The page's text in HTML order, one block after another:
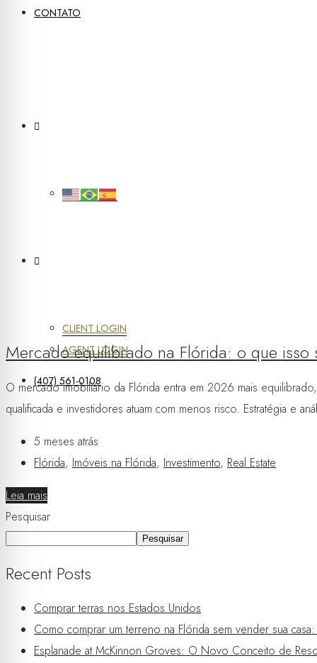
CONTATO
CLIENT LOGIN
AGENT LOGIN
(407) 561-0108
Mercado equilibrado na Flórida: o que
O mercado imobiliário da Flórida entra em 2026 mais
qualificada e investidores atuam com menos risco. Estratégia e
5 meses atrás
Flórida, Imóveis na Flórida, Investimento, Real Estate
Leia mais
Pesquisar
Pesquisar
Recent Posts
Comprar terras nos Estados Unidos
Como comprar um terreno na Flórida sem vender sua
Esplanade at McKinnon Groves: O Novo Conceito de